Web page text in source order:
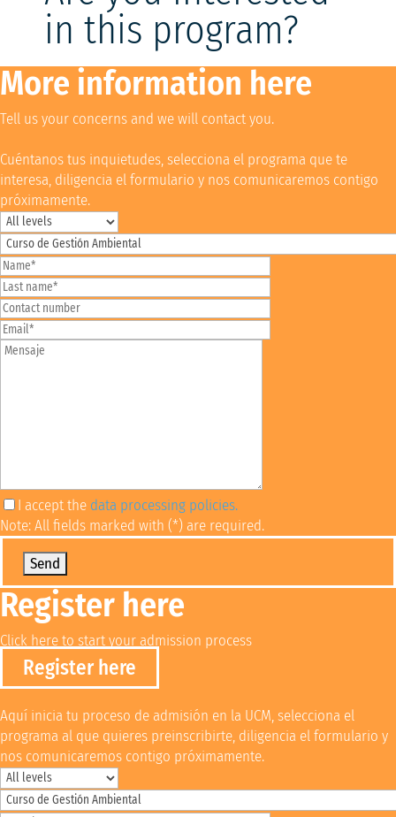
in this program?
More information here
Tell us your concerns and we will contact you.
Cuéntanos tus inquietudes, selecciona el programa que te
interesa, diligencia el formulario y nos comunicaremos contigo
próximamente.
I accept the data processing policies.
Note: All fields marked with (*) are required.
Register here
Click here to start your admission process
Register here
Aquí inicia tu proceso de admisión en la UCM, selecciona el
programa al que quieres preinscribirte, diligencia el formulario y
nos comunicaremos contigo próximamente.